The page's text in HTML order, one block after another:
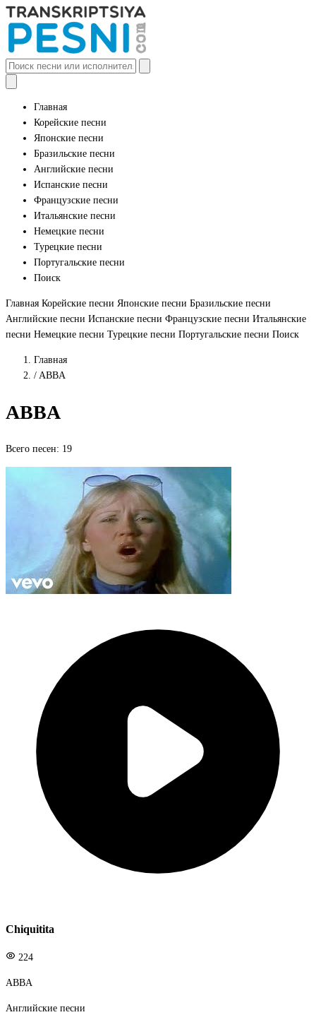
Главная
Корейские песни
Японские песни
Бразильские песни
Английские песни
Испанские песни
Французские песни
Итальянские песни
Немецкие песни
Турецкие песни
Португальские песни
Поиск
Главная Корейские песни Японские песни Бразильские песни
Английские песни Испанские песни Французские песни Итальянские
песни Немецкие песни Турецкие песни Португальские песни Поиск
Главная
/ ABBA
ABBA
Всего песен: 19
Chiquitita
224
ABBA
Английские песни